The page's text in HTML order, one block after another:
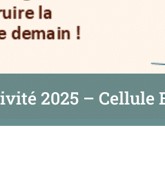
2025 – Cellule